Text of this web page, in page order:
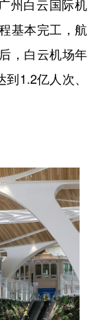
州白云国际机
基本完工，航
，白云机场年
1.2亿人次、